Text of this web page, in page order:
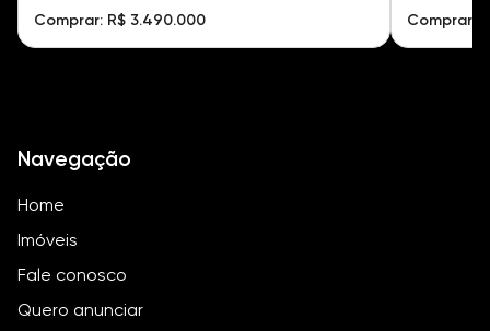
Comprar: R$ 3.490.000 Comprar:
Navegação
Home
Imóveis
Fale conosco
Quero anunciar